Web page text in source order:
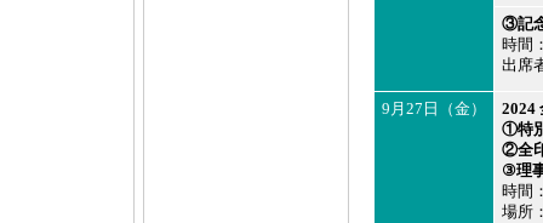
③記
時間
出席
9月27日（金）
2024
①特
②全
③理
時間
場所